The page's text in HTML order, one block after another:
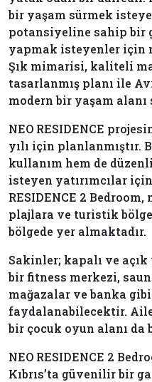
bir yaşam sürmek
potansiyeline sahip bir
yapmak isteyenler için
Şık mimarisi, kaliteli
tasarlanmış planı ile
modern bir yaşam alanı
NEO RESIDENCE
yılı için planlanmıştır.
kullanım hem de
isteyen yatırımcılar
RESIDENCE 2
plajlara ve turistik
bölgede yer almaktadır.
Sakinler; kapalı ve
bir fitness merkezi,
mağazalar ve banka
faydalanabilecektir.
bir çocuk oyun alanı da
NEO RESIDENCE 2
Kıbrıs’ta güvenilir bir